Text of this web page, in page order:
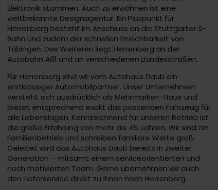
Elektronik stammen. Auch zu erwähnen ist eine
weltbekannte Designagentur. Ein Pluspunkt für
Herrenberg besteht im Anschluss an die Stuttgarter S-
Bahn und zudem der schnellen Erreichbarkeit von
Tübingen. Des Weiteren liegt Herrenberg an der
Autobahn A81 und an verschiedenen Bundesstraßen.
Für Herrenberg sind wir vom Autohaus Daub ein
erstklassiger Automobilpartner. Unser Unternehmen
versteht sich ausdrücklich als Mehrmarken-Haus und
bietet entsprechend exakt das passenden Fahrzeug für
alle Lebenslagen. Kennzeichnend für unseren Betrieb ist
die große Erfahrung von mehr als 45 Jahren. Wir sind ein
Familienbetrieb und schreiben familiäre Werte groß.
Geleitet wird das Autohaus Daub bereits in zweiter
Generation – mitsamt einem serviceorientierten und
hoch motivierten Team. Gerne übernehmen wir auch
den Lieferservice direkt zu Ihnen nach Herrenberg.